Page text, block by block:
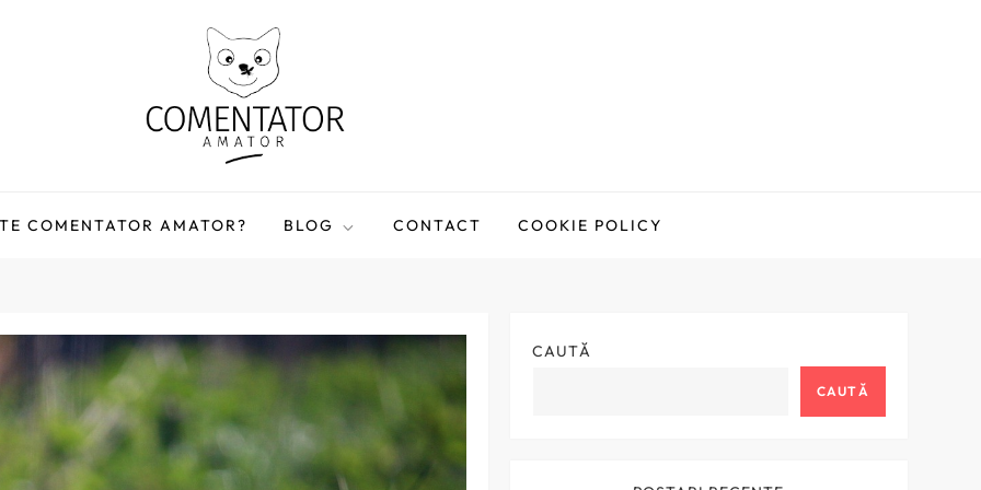
COMENTATOR AMATOR? BLOG CONTACT COOKIE POLICY
CAUTĂ
CAUTĂ